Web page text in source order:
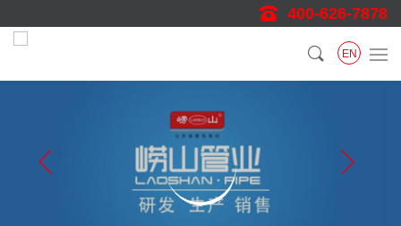
400-626-7878
EN